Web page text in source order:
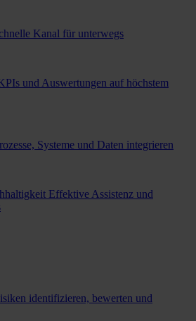
Kanal für unterwegs
und Auswertungen auf höchstem
Systeme und Daten integrieren
Effektive Assistenz und
identifizieren, bewerten und